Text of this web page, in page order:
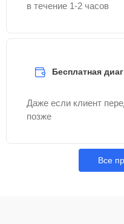
в течение 1-2 часов
Бесплатная
Даже если клиент
позже
Все